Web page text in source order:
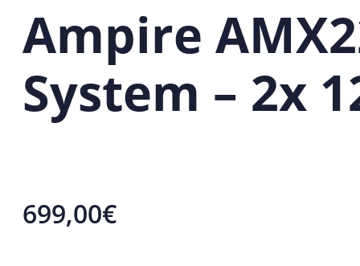
Ampire
System – 2x
699,00€